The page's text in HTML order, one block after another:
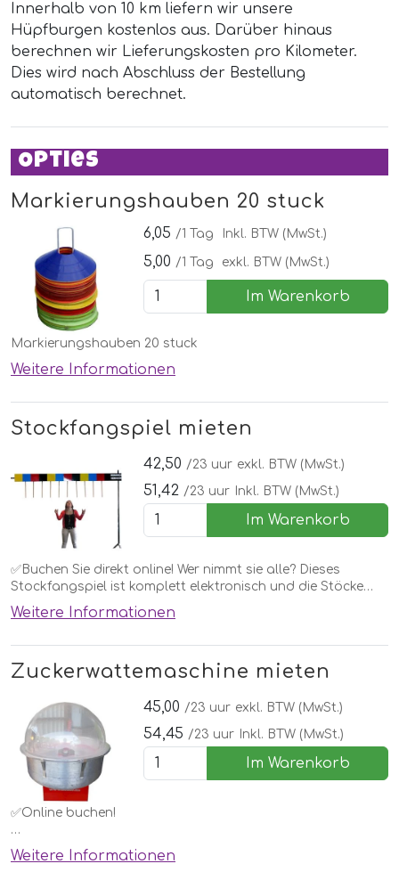
Innerhalb von 10 km liefern wir unsere
Hüpfburgen kostenlos aus. Darüber hinaus
berechnen wir Lieferungskosten pro Kilometer.
Dies wird nach Abschluss der Bestellung
automatisch berechnet.
Opties
Markierungshauben 20 stuck
6,05 /1 Tag Inkl. BTW (MwSt.)
5,00 /1 Tag exkl. BTW (MwSt.)
Im Warenkorb
Markierungshauben 20 stuck
Weitere Informationen
Stockfangspiel mieten
42,50 /23 uur exkl. BTW (MwSt.)
51,42 /23 uur Inkl. BTW (MwSt.)
Im Warenkorb
✅Buchen Sie direkt online! Wer nimmt sie alle? Dieses
Stockfangspiel ist komplett elektronisch und die Stöcke
werden per Knopfdruck freigegeben.
Weitere Informationen
Zuckerwattemaschine mieten
45,00 /23 uur exkl. BTW (MwSt.)
54,45 /23 uur Inkl. BTW (MwSt.)
Im Warenkorb
✅Online buchen!
Eine Zuckerwattemaschine. Jedes Kind möchte das zu
Hause. Mieten Sie diese einfach bei einem Hüpfburg oder
Weitere Informationen